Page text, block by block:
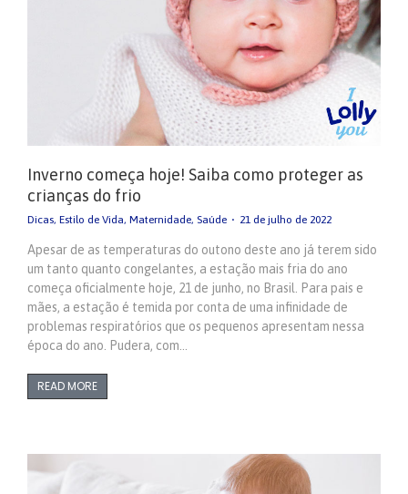
Inverno começa hoje! Saiba como proteger as
crianças do frio
Dicas, Estilo de Vida, Maternidade, Saúde 21 de julho de 2022
Apesar de as temperaturas do outono deste ano já terem sido
um tanto quanto congelantes, a estação mais fria do ano
começa oficialmente hoje, 21 de junho, no Brasil. Para pais e
mães, a estação é temida por conta de uma infinidade de
problemas respiratórios que os pequenos apresentam nessa
época do ano. Pudera, com…
READ MORE